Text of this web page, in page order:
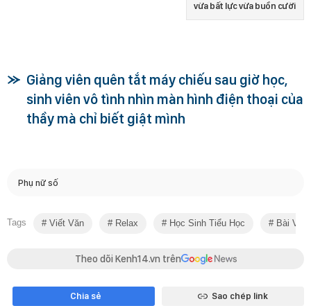
vừa bất lực vừa buồn cười
Giảng viên quên tắt máy chiếu sau giờ học,
sinh viên vô tình nhìn màn hình điện thoại của
thầy mà chỉ biết giật mình
Phụ nữ số
Tags Viết Văn Relax Học Sinh Tiểu Học Bài Văn
Theo dõi Kenh14.vn trên
Chia sẻ Sao chép link